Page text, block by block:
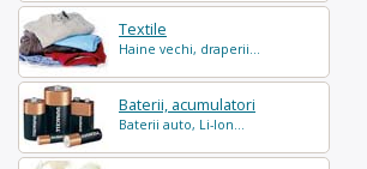
Textile
Haine vechi, draperii...
Baterii, acumulatori
Baterii auto, Li-Ion...